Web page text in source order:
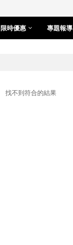
限時優惠 專題報導
找不到符合的結果